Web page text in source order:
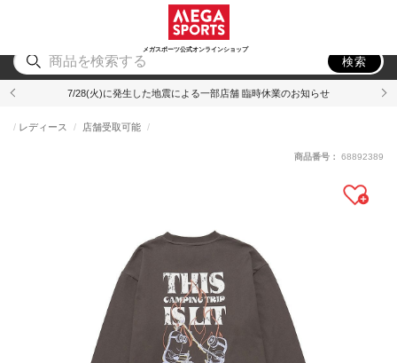
メガスポーツ公式オンラインショップ
アウトドア
検索
7/28(火)に発生した地震による一部店舗 臨時休業のお知らせ
レディース 店舗受取可能
商品番号： 68892389